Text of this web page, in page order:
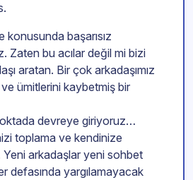
konusunda başarısız
Zaten bu acılar değil mi bizi
aratan. Bir çok arkadaşımız
ve ümitlerini kaybetmiş bir
devreye giriyoruz…
toplama ve kendinize
Yeni arkadaşlar yeni sohbet
defasında yargılamayacak